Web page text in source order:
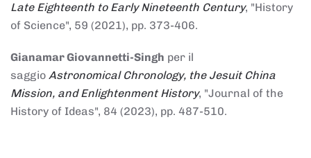
Late Eighteenth to Early Nineteenth Century, "History
of Science", 59 (2021), pp. 373-406.
Gianamar Giovannetti-Singh per il
saggio Astronomical Chronology, the Jesuit China
Mission, and Enlightenment History, "Journal of the
History of Ideas", 84 (2023), pp. 487-510.